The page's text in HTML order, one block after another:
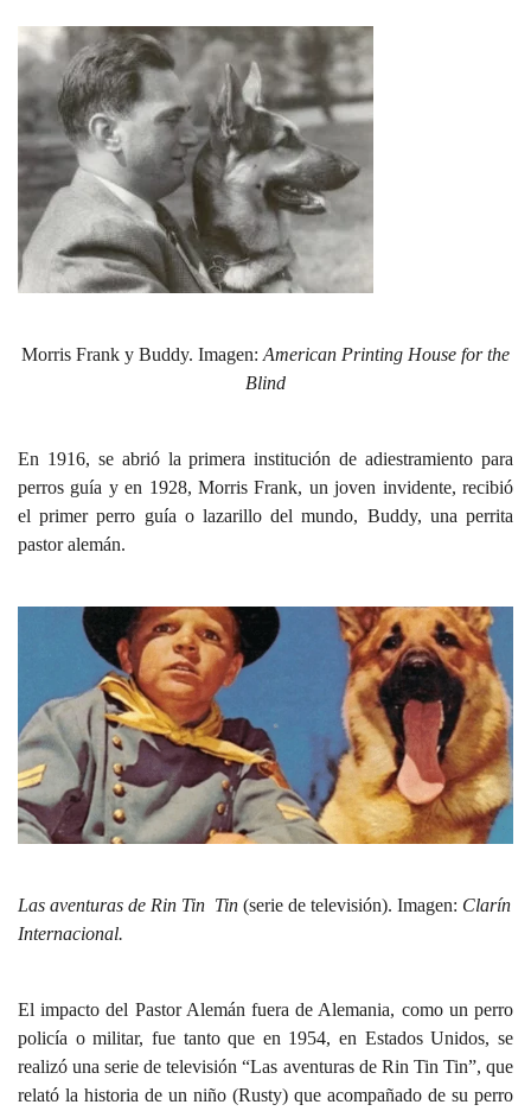
Morris Frank y Buddy. Imagen: American Printing House for the
Blind
En 1916, se abrió la primera institución de adiestramiento para
perros guía y en 1928, Morris Frank, un joven invidente, recibió
el primer perro guía o lazarillo del mundo, Buddy, una perrita
pastor alemán.
Las aventuras de Rin Tin Tin (serie de televisión). Imagen: Clarín
Internacional.
El impacto del Pastor Alemán fuera de Alemania, como un perro
policía o militar, fue tanto que en 1954, en Estados Unidos, se
realizó una serie de televisión “Las aventuras de Rin Tin Tin”, que
relató la historia de un niño (Rusty) que acompañado de su perro